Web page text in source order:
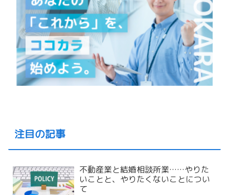
注目の記事
不動産業と結婚相談所業……やりた
いことと、やりたくないことについ
て